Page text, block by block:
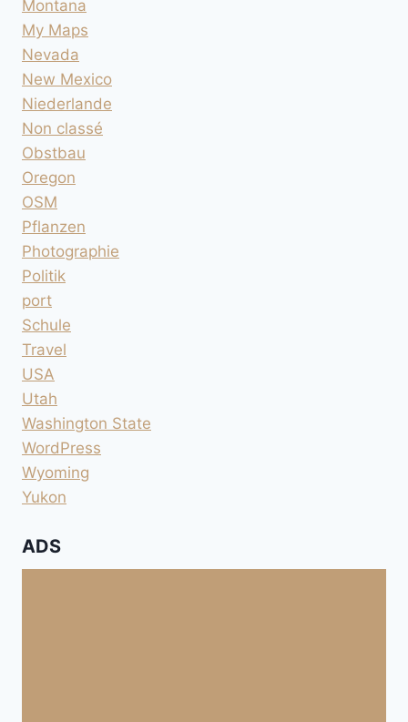
Montana
My Maps
Nevada
New Mexico
Niederlande
Non classé
Obstbau
Oregon
OSM
Pflanzen
Photographie
Politik
port
Schule
Travel
USA
Utah
Washington State
WordPress
Wyoming
Yukon
ADS